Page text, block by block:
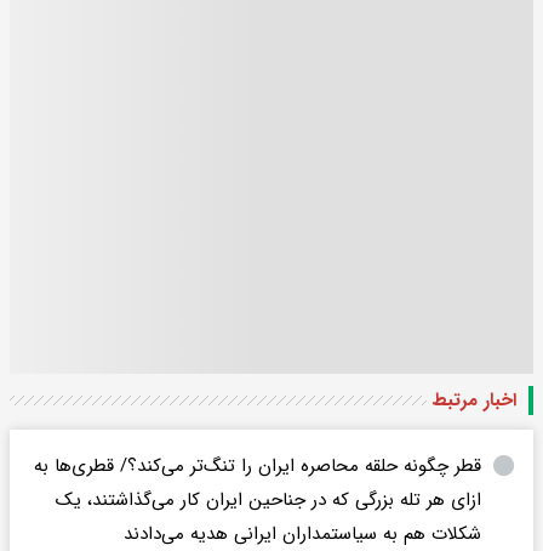
اخبار مرتبط
قطر چگونه حلقه محاصره ایران را تنگ‌تر می‌کند؟/ قطری‌ها به
ازای هر تله بزرگی که در جناحین ایران کار می‌گذاشتند، یک
شکلات هم به سیاستمداران ایرانی هدیه می‌دادند